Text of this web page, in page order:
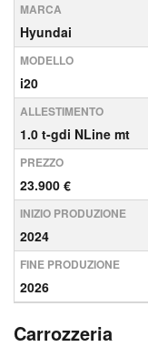
MARCA
Hyundai
MODELLO
i20
ALLESTIMENTO
1.0 t-gdi NLine mt
PREZZO
23.900 €
INIZIO PRODUZIONE
2024
FINE PRODUZIONE
2026
Carrozzeria